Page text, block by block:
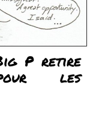
P retire
les